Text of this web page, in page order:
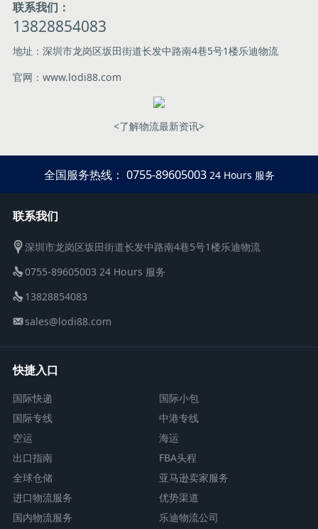
联系我们：
13828854083
地址：深圳市龙岗区坂田街道长发中路南4巷5号1楼乐迪物流
官网：www.lodi88.com
<了解物流最新资讯>
全国服务热线： 0755-89605003 24 Hours 服务
联系我们
深圳市龙岗区坂田街道长发中路南4巷5号1楼乐迪物流
0755-89605003 24 Hours 服务
13828854083
sales@lodi88.com
快捷入口
国际快递
国际小包
国际专线
中港专线
空运
海运
出口指南
FBA头程
全球仓储
亚马逊卖家服务
进口物流服务
优势渠道
国内物流服务
乐迪物流公司